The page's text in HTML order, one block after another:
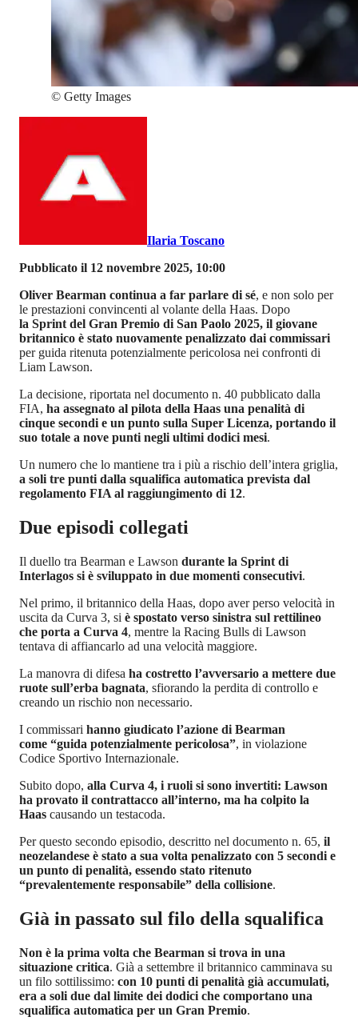
© Getty Images
Ilaria Toscano
Pubblicato il 12 novembre 2025, 10:00
Oliver Bearman continua a far parlare di sé, e non solo per
le prestazioni convincenti al volante della Haas. Dopo
la Sprint del Gran Premio di San Paolo 2025, il giovane
britannico è stato nuovamente penalizzato dai commissari
per guida ritenuta potenzialmente pericolosa nei confronti di
Liam Lawson.
La decisione, riportata nel documento n. 40 pubblicato dalla
FIA, ha assegnato al pilota della Haas una penalità di
cinque secondi e un punto sulla Super Licenza, portando il
suo totale a nove punti negli ultimi dodici mesi.
Un numero che lo mantiene tra i più a rischio dell’intera griglia,
a soli tre punti dalla squalifica automatica prevista dal
regolamento FIA al raggiungimento di 12.
Due episodi collegati
Il duello tra Bearman e Lawson durante la Sprint di
Interlagos si è sviluppato in due momenti consecutivi.
Nel primo, il britannico della Haas, dopo aver perso velocità in
uscita da Curva 3, si è spostato verso sinistra sul rettilineo
che porta a Curva 4, mentre la Racing Bulls di Lawson
tentava di affiancarlo ad una velocità maggiore.
La manovra di difesa ha costretto l’avversario a mettere due
ruote sull’erba bagnata, sfiorando la perdita di controllo e
creando un rischio non necessario.
I commissari hanno giudicato l’azione di Bearman
come “guida potenzialmente pericolosa”, in violazione
Codice Sportivo Internazionale.
Subito dopo, alla Curva 4, i ruoli si sono invertiti: Lawson
ha provato il contrattacco all’interno, ma ha colpito la
Haas causando un testacoda.
Per questo secondo episodio, descritto nel documento n. 65, il
neozelandese è stato a sua volta penalizzato con 5 secondi e
un punto di penalità, essendo stato ritenuto
“prevalentemente responsabile” della collisione.
Già in passato sul filo della squalifica
Non è la prima volta che Bearman si trova in una
situazione critica. Già a settembre il britannico camminava su
un filo sottilissimo: con 10 punti di penalità già accumulati,
era a soli due dal limite dei dodici che comportano una
squalifica automatica per un Gran Premio.